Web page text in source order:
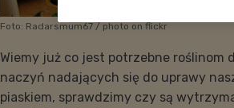
Foto: Radarsmum67 / photo on flickr
Wiemy już co jest potrzebne roślinom
naczyń nadających się do uprawy
piaskiem, sprawdzimy czy są